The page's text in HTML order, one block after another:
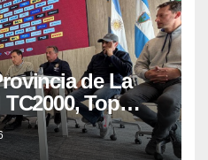
de La
Top
este fin